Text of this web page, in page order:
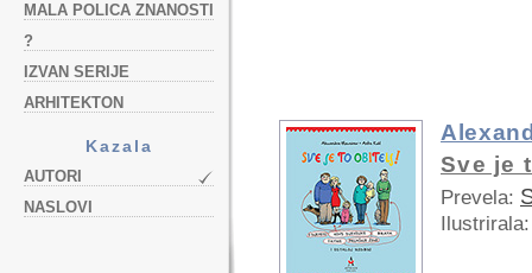
MALA POLICA ZNANOSTI
?
IZVAN SERIJE
ARHITEKTON
Kazala
AUTORI
NASLOVI
Sve je
Prevela:
Ilustrirala: